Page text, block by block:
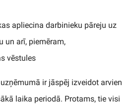
apliecina darbinieku pāreju uz
un arī, piemēram,
vēstules
ir jāspēj izveidot arvien
laika periodā. Protams, tie visi